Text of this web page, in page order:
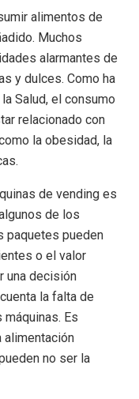
alimentos de
Muchos
alarmantes de
y dulces. Como ha
Salud, el consumo
relacionado con
la obesidad, la
de vending es
de los
paquetes pueden
o el valor
una decisión
la falta de
Es
alimentación
no ser la